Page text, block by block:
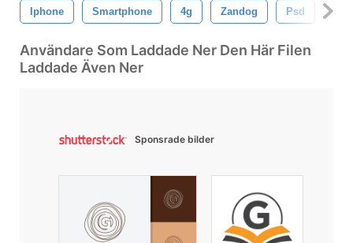
Iphone Smartphone 4g Zandog Psd
Användare Som Laddade Ner Den Här Filen
Laddade Även Ner
Sponsrade bilder